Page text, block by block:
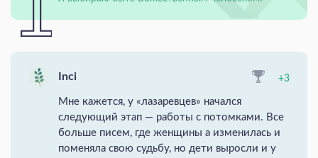
Inci +3
Мне кажется, у «лазаревцев» начался
следующий этап — работы с потомками. Все
больше писем, где женщины а изменилась и
поменяла свою судьбу, но дети выросли и у